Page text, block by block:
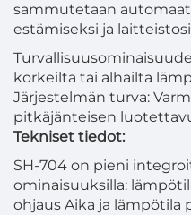
sammutetaan
estämiseksi ja
korkeilta tai alhailta
Järjestelmän turva:
pitkäjänteisen
Tekniset tiedot:
SH-704 on pieni
ominaisuuksilla:
ohjaus Aika ja